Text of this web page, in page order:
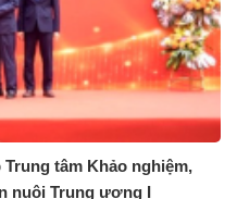
tâm Khảo nghiệm,
nuôi Trung ương I